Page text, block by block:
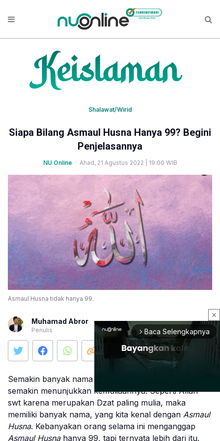
Shalawat/Wirid
Siapa Bilang Asmaul Husna Hanya 99? Begini
Penjelasannya
NU Online · Ahad, 21 Agustus 2022 | 19:00 WIB
Asmaul Husna tidak hanya 99.
Muhamad Abror
Penulis
Semakin banyak nama yang dimiliki oleh sesuatu maka
semakin menunjukkan kemuliaannya. Seperti Allah
swt karena merupakan Dzat paling mulia, maka
memiliki banyak nama, yang kita kenal dengan Asmaul
Husna. Kebanyakan orang selama ini menganggap
Asmaul Husnahanya 99, tapi ternyata lebih dari itu.
close
arrow_forward_ios Baca Selengkapnya
Mute